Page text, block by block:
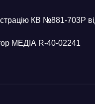
КВ №881-703Р
МЕДІА R-40-02241